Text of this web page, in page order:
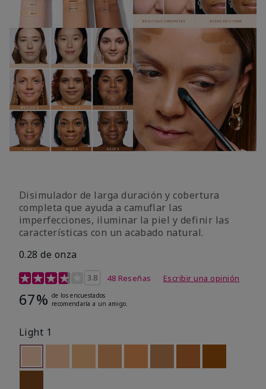
Disimulador de larga duración y cobertura
completa que ayuda a camuflar las
imperfecciones, iluminar la piel y definir las
características con un acabado natural.
0.28 de onza
Calificación de clientes de 5 de 5
3.8 48 Reseñas Escribir una opinión
67% de los encuestados
recomendaría a un amigo.
Light 1
seleccionado
Out of stock